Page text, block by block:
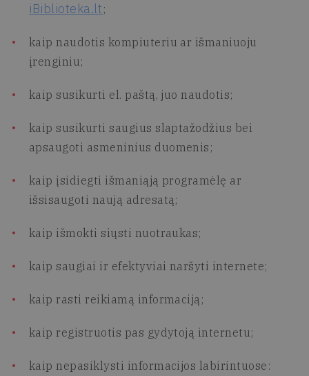
iBiblioteka.lt ;
kaip naudotis kompiuteriu ar išmaniuoju
įrenginiu;
kaip susikurti el. paštą, juo naudotis;
kaip susikurti saugius slaptažodžius bei
apsaugoti asmeninius duomenis;
kaip įsidiegti išmaniąją programėlę ar
išsisaugoti naują adresatą;
kaip išmokti siųsti nuotraukas;
kaip saugiai ir efektyviai naršyti internete;
kaip rasti reikiamą informaciją;
kaip registruotis pas gydytoją internetu;
kaip nepasiklysti informacijos labirintuose: